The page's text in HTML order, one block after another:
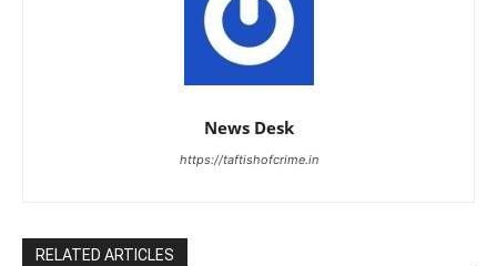
News Desk
https://taftishofcrime.in
RELATED ARTICLES